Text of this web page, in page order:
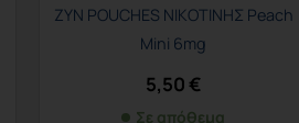
ZYN POUCHES ΝΙΚΟΤΙΝΗΣ Peach
Mini 6mg
5,50€
Σε απόθεμα